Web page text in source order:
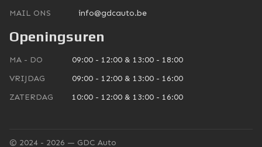
MAIL ONS
info@gdcauto.be
Openingsuren
MA - DO
09:00 - 12:00 & 13:00 - 18:00
VRIJDAG
09:00 - 12:00 & 13:00 - 16:00
ZATERDAG
10:00 - 12:00 & 13:00 - 16:00
© 2024 - 2026 — GDC Auto